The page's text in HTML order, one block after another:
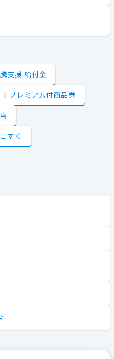
支援 給付金
プレミアム付商品券
すく